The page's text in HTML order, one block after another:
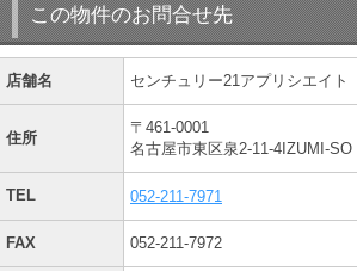
この物件のお問合せ先
店舗名 センチュリー21アプリシエイト
住所
〒461-0001
名古屋市東区泉2-11-4IZUMI-SO
TEL 052-211-7971
FAX 052-211-7972